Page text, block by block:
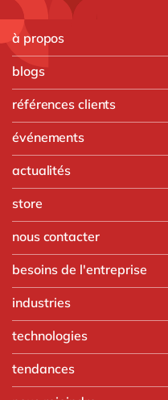
à propos
blogs
références clients
événements
actualités
store
nous contacter
besoins de l'entreprise
Opérations
Ressources humaines
Ventes & marketing
industries
Automobile
Chimie
Commerce de gros
technologies
tendances